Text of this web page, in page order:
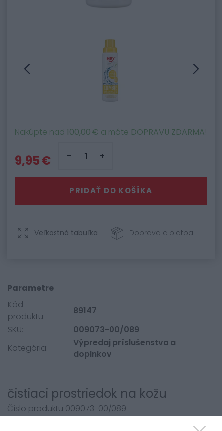
Nakúpte nad 100,00 € a máte DOPRAVU ZDARMA!
9,95 €
PRIDAŤ DO KOŠÍKA
Veľkostná tabuľka Doprava a platba
Parametre
Kód
produktu:
89147
SKU:
009073-00/089
Kategória:
Výpredaj príslušenstva a
doplnkov
čistiaci prostriedok na kožu
Číslo produktu 009073-00/089